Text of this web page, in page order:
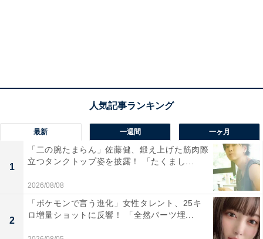
最新 一週間 一ヶ月
1
「二の腕たまらん」佐藤健、鍛え上げた筋肉際
立つタンクトップ姿を披露！ 「たくまし...
2026/08/08
2
「ポケモンで言う進化」女性タレント、25キ
ロ増量ショットに反響！ 「全然パーツ埋...